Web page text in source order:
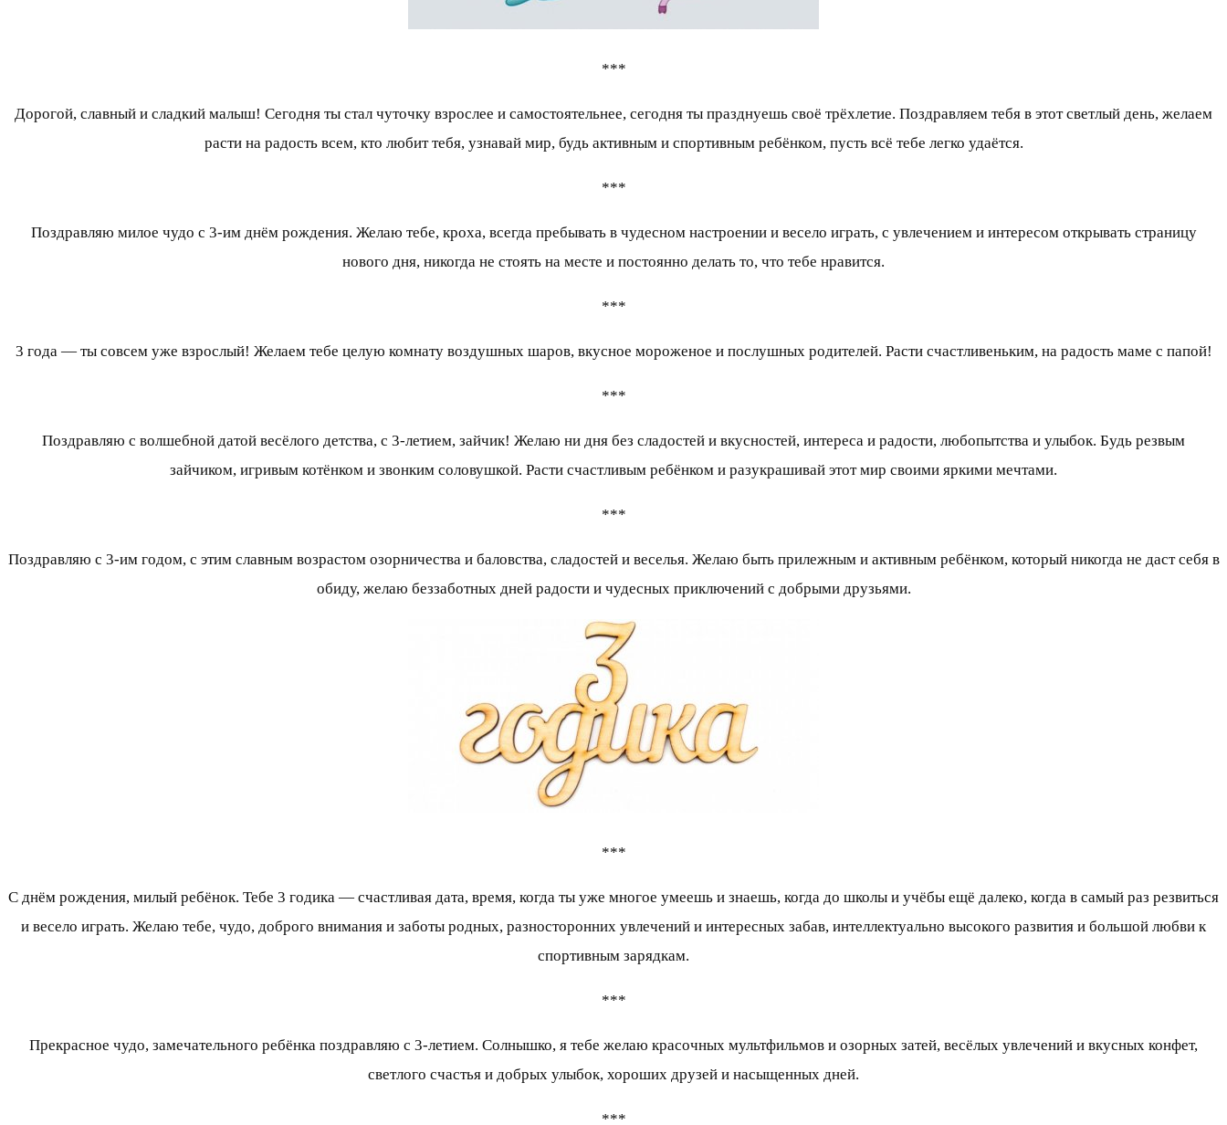
***
Дорогой, славный и сладкий малыш! Сегодня ты стал чуточку взрослее и самостоятельнее, сегодня ты празднуешь своё трёхлетие. Поздравляем тебя в этот светлый день, желаем
расти на радость всем, кто любит тебя, узнавай мир, будь активным и спортивным ребёнком, пусть всё тебе легко удаётся.
***
Поздравляю милое чудо с 3-им днём рождения. Желаю тебе, кроха, всегда пребывать в чудесном настроении и весело играть, с увлечением и интересом открывать страницу
нового дня, никогда не стоять на месте и постоянно делать то, что тебе нравится.
***
3 года — ты совсем уже взрослый! Желаем тебе целую комнату воздушных шаров, вкусное мороженое и послушных родителей. Расти счастливеньким, на радость маме с папой!
***
Поздравляю с волшебной датой весёлого детства, с 3-летием, зайчик! Желаю ни дня без сладостей и вкусностей, интереса и радости, любопытства и улыбок. Будь резвым
зайчиком, игривым котёнком и звонким соловушкой. Расти счастливым ребёнком и разукрашивай этот мир своими яркими мечтами.
***
Поздравляю с 3-им годом, с этим славным возрастом озорничества и баловства, сладостей и веселья. Желаю быть прилежным и активным ребёнком, который никогда не даст себя в
обиду, желаю беззаботных дней радости и чудесных приключений с добрыми друзьями.
***
С днём рождения, милый ребёнок. Тебе 3 годика — счастливая дата, время, когда ты уже многое умеешь и знаешь, когда до школы и учёбы ещё далеко, когда в самый раз резвиться
и весело играть. Желаю тебе, чудо, доброго внимания и заботы родных, разносторонних увлечений и интересных забав, интеллектуально высокого развития и большой любви к
спортивным зарядкам.
***
Прекрасное чудо, замечательного ребёнка поздравляю с 3-летием. Солнышко, я тебе желаю красочных мультфильмов и озорных затей, весёлых увлечений и вкусных конфет,
светлого счастья и добрых улыбок, хороших друзей и насыщенных дней.
***